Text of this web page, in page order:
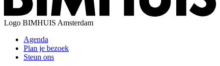
Logo BIMHUIS Amsterdam
Agenda
Plan je bezoek
Steun ons